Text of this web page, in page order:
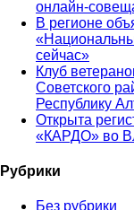
онлайн-
В регионе
сейчас»
Клуб
Советского
Республику
Открыта
«КАРДО» во
Рубрики
Без рубрики